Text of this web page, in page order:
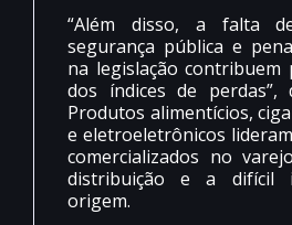
“Além disso, a falta
segurança pública e
na legislação contribuem
dos índices de perdas”,
Produtos alimentícios,
e eletroeletrônicos
comercializados no
distribuição e a difícil
origem.